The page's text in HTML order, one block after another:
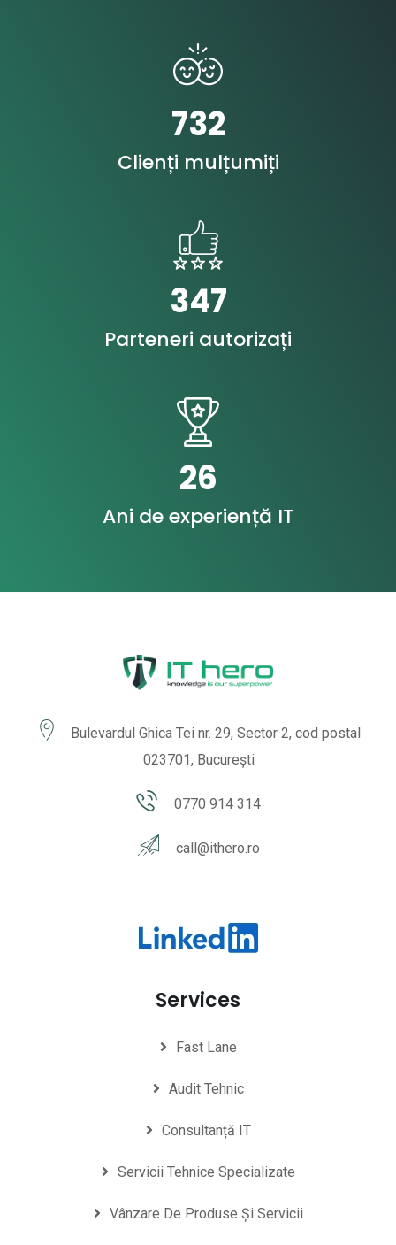
732
Clienți mulțumiți
347
Parteneri autorizați
28
Ani de experiență IT
Bulevardul Ghica Tei nr. 29, Sector 2, cod postal
023701, București
0770 914 314
call@ithero.ro
Services
Fast Lane
Audit Tehnic
Consultanță IT
Servicii Tehnice Specializate
Vânzare De Produse Și Servicii